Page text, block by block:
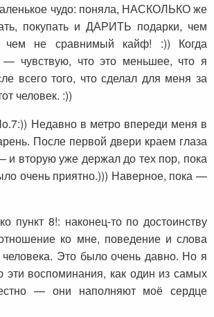
чудо: поняла, НАСКОЛЬКО же
покупать и ДАРИТЬ подарки, чем
чем не сравнимый кайф! :)) Когда
чувствую, что это меньшее, что я
всего того, что сделал для меня за
человек. :))
Недавно в метро впереди меня в
После первой двери краем глаза
и вторую уже держал до тех пор, пока
очень приятно.))) Наверное, пока —
пункт 8!: наконец-то по достоинству
ко мне, поведение и слова
человека. Это было очень давно. Но я
эти воспоминания, как один из самых
— они наполняют моё сердце